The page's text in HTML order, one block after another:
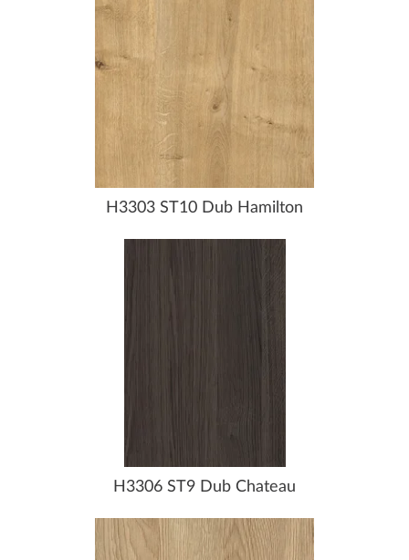
H3303 ST10 Dub Hamilton
H3306 ST9 Dub Chateau